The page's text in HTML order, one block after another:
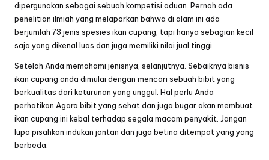
dipergunakan sebagai sebuah kompetisi aduan. Pernah ada
penelitian ilmiah yang melaporkan bahwa di alam ini ada
berjumlah 73 jenis spesies ikan cupang, tapi hanya sebagian kecil
saja yang dikenal luas dan juga memiliki nilai jual tinggi.
Setelah Anda memahami jenisnya, selanjutnya. Sebaiknya bisnis
ikan cupang anda dimulai dengan mencari sebuah bibit yang
berkualitas dari keturunan yang unggul. Hal perlu Anda
perhatikan Agara bibit yang sehat dan juga bugar akan membuat
ikan cupang ini kebal terhadap segala macam penyakit. Jangan
lupa pisahkan indukan jantan dan juga betina ditempat yang yang
berbeda.